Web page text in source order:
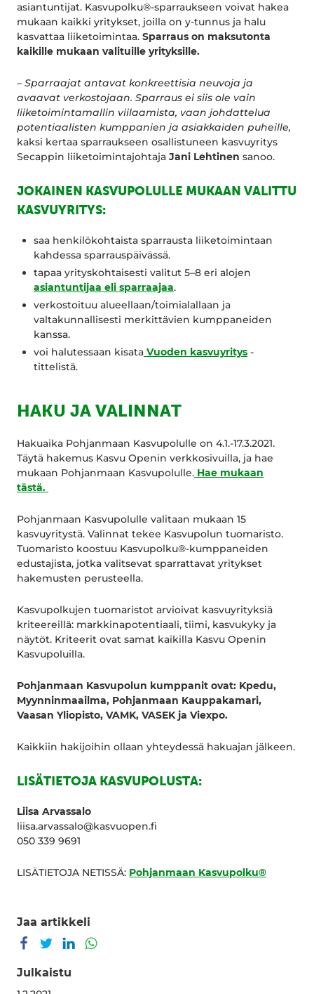
asiantuntijat. Kasvupolku®-sparraukseen voivat hakea
mukaan kaikki yritykset, joilla on y-tunnus ja halu
kasvattaa liiketoimintaa. Sparraus on maksutonta
kaikille mukaan valituille yrityksille.
– Sparraajat antavat konkreettisia neuvoja ja
avaavat verkostojaan. Sparraus ei siis ole vain
liiketoimintamallin viilaamista, vaan johdattelua
potentiaalisten kumppanien ja asiakkaiden puheille,
kaksi kertaa sparraukseen osallistuneen kasvuyritys
Secappin liiketoimintajohtaja Jani Lehtinen sanoo.
JOKAINEN KASVUPOLULLE MUKAAN VALITTU
KASVUYRITYS:
saa henkilökohtaista sparrausta liiketoimintaan
kahdessa sparrauspäivässä.
tapaa yrityskohtaisesti valitut 5–8 eri alojen
asiantuntijaa eli sparraajaa.
verkostoituu alueellaan/toimialallaan ja
valtakunnallisesti merkittävien kumppaneiden
kanssa.
voi halutessaan kisata Vuoden kasvuyritys -
tittelistä.
HAKU JA VALINNAT
Hakuaika Pohjanmaan Kasvupolulle on 4.1.-17.3.2021.
Täytä hakemus Kasvu Openin verkkosivuilla, ja hae
mukaan Pohjanmaan Kasvupolulle. Hae mukaan
tästä.
Pohjanmaan Kasvupolulle valitaan mukaan 15
kasvuyritystä. Valinnat tekee Kasvupolun tuomaristo.
Tuomaristo koostuu Kasvupolku®-kumppaneiden
edustajista, jotka valitsevat sparrattavat yritykset
hakemusten perusteella.
Kasvupolkujen tuomaristot arvioivat kasvuyrityksiä
kriteereillä: markkinapotentiaali, tiimi, kasvukyky ja
näytöt. Kriteerit ovat samat kaikilla Kasvu Openin
Kasvupoluilla.
Pohjanmaan Kasvupolun kumppanit ovat: Kpedu,
Myynninmaailma, Pohjanmaan Kauppakamari,
Vaasan Yliopisto, VAMK, VASEK ja Viexpo.
Kaikkiin hakijoihin ollaan yhteydessä hakuajan jälkeen.
LISÄTIETOJA KASVUPOLUSTA:
Liisa Arvassalo
liisa.arvassalo@kasvuopen.fi
050 339 9691
LISÄTIETOJA NETISSÄ: Pohjanmaan Kasvupolku®
Jaa artikkeli
Jaa Facebookissa
Jaa TwitterissäJaa LinkedInissä
Julkaistu